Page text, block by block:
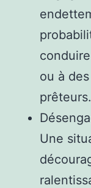
ou à
prêteurs.
Une